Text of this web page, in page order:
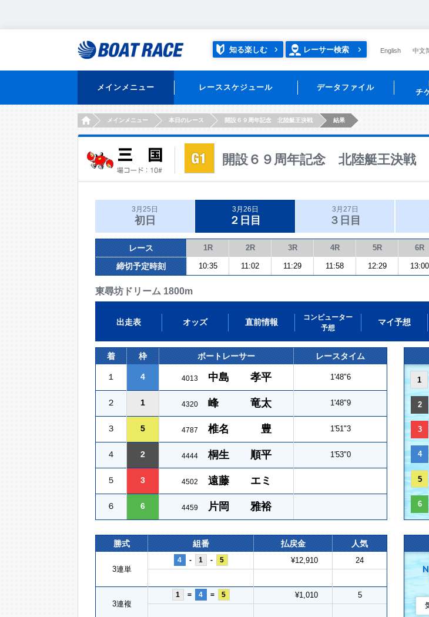
知る楽しむ レーサー検索 English 中文
メインメニュー レーススケジュール データファイル
チ
HOMEメインメニュー 本日のレース 開設６９周年記念 北陸艇王決戦 結果
開設６９周年記念 北陸艇王決戦
3月25日
初日
3月26日
２日目
3月27日
３日目
レース 1R 2R 3R 4R 5R 6R
締切予定時刻 10:35 11:02 11:29 11:58 12:29 13:00
東尋坊ドリーム 1800m
出走表 オッズ 直前情報
コンピューター
予想
マイ予想
着 枠 ボートレーサー レースタイム
１ 4 4013 中島 孝平 1'48"6
２ 1 4320 峰 竜太 1'48"9
３ 5 4787 椎名 豊 1'51"3
４ 2 4444 桐生 順平 1'53"0
５ 3 4502 遠藤 エミ
６ 6 4459 片岡 雅裕
1
2
3
4
5
6
勝式 組番 払戻金 人気
3連単
4 - 1 - 5 ¥12,910 24
3連複
1 = 4 = 5 ¥1,010 5